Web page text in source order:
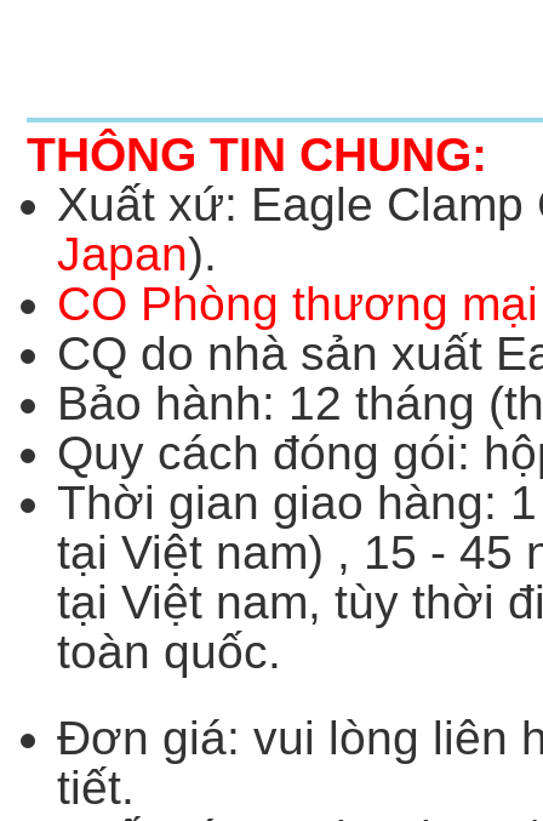
THÔNG TIN CHUNG:
Xuất xứ: Eagle Clamp
Japan).
CO Phòng thương
CQ do nhà sản xuất
Bảo hành: 12 tháng
Quy cách đóng gói:
Thời gian giao hàng:
tại Việt nam) , 15 - 45
tại Việt nam, tùy thời
toàn quốc.
Đơn giá: vui lòng liên
tiết.